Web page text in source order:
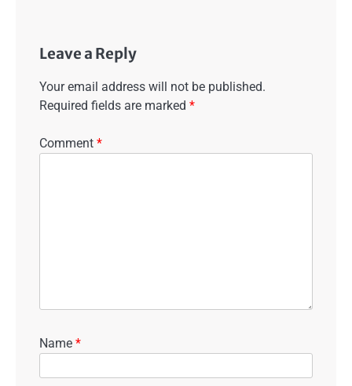
Leave a Reply
Your email address will not be published.
Required fields are marked *
Comment *
Name *